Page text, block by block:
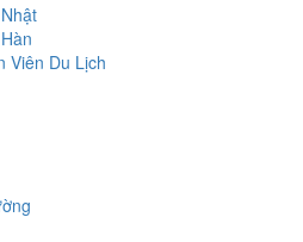
Viên Du Lịch